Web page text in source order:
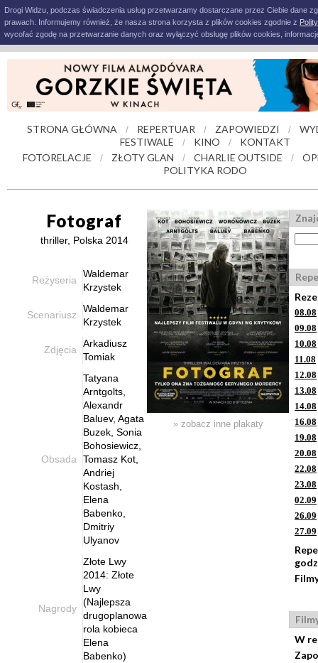
Drogi Widzu, podczas świadczenia usług przetwarzamy dostarczane przez Ciebie dane
prawach. Informujemy również, że nasza strona korzysta z plików cookies zgodnie z
wycofać zgodę na przetwarzanie danych oraz wyłączyć obsługę plików cookies,
STRONA GŁÓWNA / REPERTUAR / ZAPOWIEDZI /
FESTIWALE
/ KINO /
KONTAKT
FOTORELACJE
/ ZŁOTY GLAN / CHARLIE OUTSIDE /
POLITYKA RODO
Fotograf
thriller, Polska 2014
Reżyseria
Waldemar
Krzystek
Scenariusz
Waldemar
Krzystek
Zdjęcia
Arkadiusz
Tomiak
Obsada
Tatyana
Arntgolts,
Alexandr
Baluev, Agata
Buzek, Sonia
Bohosiewicz,
Tomasz Kot,
Andriej
Kostash,
Elena
Babenko,
Dmitriy
Ulyanov
Nagrody
Złote Lwy
2014: Złote
Lwy
(Najlepsza
drugoplanowa
rola kobieca
Elena
Babenko)
» zobacz inne plakaty
08.08
09.08
10.08
11.08
12.08
13.08
14.08
16.08
19.08
20.08
22.08
23.08
02.09
26.09
27.09
W